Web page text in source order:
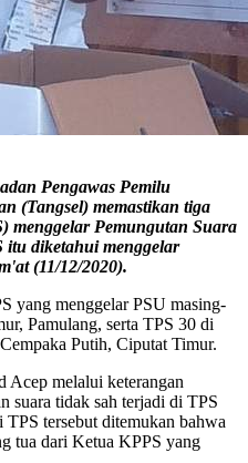
Pengawas Pemilu
(Tangsel) memastikan tiga
menggelar Pemungutan Suara
itu diketahui menggelar
(11/12/2020).
yang menggelar PSU masing-
Pamulang, serta TPS 30 di
Putih, Ciputat Timur.
Acep melalui keterangan
suara tidak sah terjadi di TPS
tersebut ditemukan bahwa
tua dari Ketua KPPS yang